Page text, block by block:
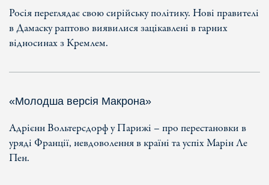
Росія переглядає свою сирійську політику. Нові правителі
в Дамаску раптово виявилися зацікавлені в гарних
відносинах з Кремлем.
«Молодша версія Макрона»
Адрієнн Вольтерсдорф у Парижі – про перестановки в
уряді Франції, невдоволення в країні та успіх Марін Ле
Пен.